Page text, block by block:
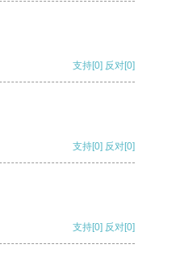
支持[0] 反对[0]
支持[0] 反对[0]
支持[0] 反对[0]